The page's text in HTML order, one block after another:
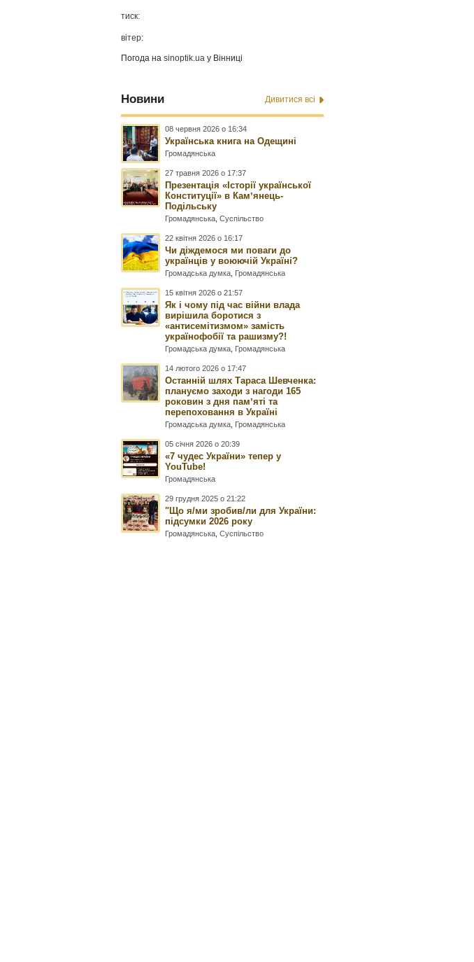
тиск:
вітер:
Погода наsinoptik.ua у Вінниці
Новини Дивитися всі
08 червня 2026 о 16:34
Українська книга на Одещині
Громадянська
27 травня 2026 о 17:37
Презентація «Історії української
Конституції» в Камʼянець-
Подільську
Громадянська ,Суспільство
22 квітня 2026 о 16:17
Чи діждемося ми поваги до
українців у воюючій Україні?
Громадська думка Громадянська
15 квітня 2026 о 21:57
Як і чому під час війни влада
вирішила боротися з
«антисемітизмом» замість
українофобії та рашизму?!
Громадська думка Громадянська
14 лютого 2026 о 17:47
Останній шлях Тараса Шевченка:
плануємо заходи з нагоди 165
роковин з дня памʼяті та
перепоховання в Україні
Громадська думка Громадянська
05 січня 2026 о 20:39
«7 чудес України» тепер у
YouTube!
Громадянська
29 грудня 2025 о 21:22
"Що я/ми зробив/ли для України:
підсумки 2026 року
Громадянська ,Суспільство